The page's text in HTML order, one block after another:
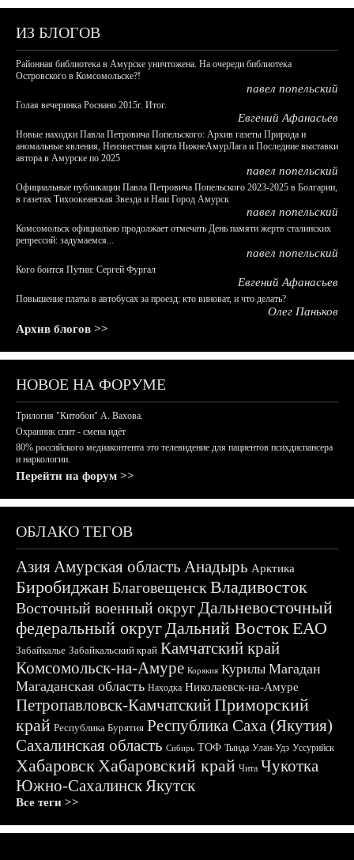
ИЗ БЛОГОВ
Районная библиотека в Амурске уничтожена. На очереди библиотека
Островского в Комсомольске?!
павел попельский
Голая вечеринка Роснано 2015г. Итог.
Евгений Афанасьев
Новые находки Павла Петровича Попельского: Архив газеты Природа и
аномальные явления, Неизвестная карта НижнеАмурЛага и Последние выставки
автора в Амурске по 2025
павел попельский
Официальные публикации Павла Петровича Попельского 2023-2025 в Болгарии,
в газетах Тихоокеанская Звезда и Наш Город Амурск
павел попельский
Комсомольск официально продолжает отмечать День памяти жертв сталинских
репрессий: задумаемся...
павел попельский
Кого боится Путин: Сергей Фургал
Евгений Афанасьев
Повышение платы в автобусах за проезд: кто виноват, и что делать?
Олег Паньков
Архив блогов >>
НОВОЕ НА ФОРУМЕ
Трилогия "Китобои" А. Вахова.
Охранник спит - смена идёт
80% российского медиаконтента это телевидение для пациентов психдиспансера
и наркологии.
Перейти на форум >>
ОБЛАКО ТЕГОВ
АзияАмурская область Анадырь Арктика
БиробиджанБлаговещенскВладивосток
Восточный военный округДальневосточный
федеральный округДальний ВостокЕАО
Забайкалье Забайкальский край Камчатский край
Комсомольск-на-Амуре Корякия Курилы Магадан
Магаданская область Находка Николаевск-на-Амуре
Петропавловск-КамчатскийПриморский
край Республика Бурятия Республика Саха (Якутия)
Сахалинская область Сибирь ТОФ Тында Улан-Удэ Уссурийск
ХабаровскХабаровский край Чита Чукотка
Южно-СахалинскЯкутск
Все теги >>